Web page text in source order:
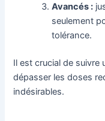
Avancés :
seulement
tolérance.
Il est crucial de suivre
dépasser les doses
indésirables.